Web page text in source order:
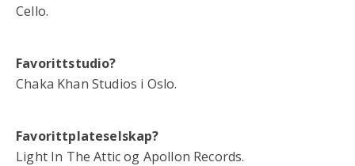
Cello.
Favorittstudio?
Chaka Khan Studios i Oslo.
Favorittplateselskap?
Light In The Attic og Apollon Records.